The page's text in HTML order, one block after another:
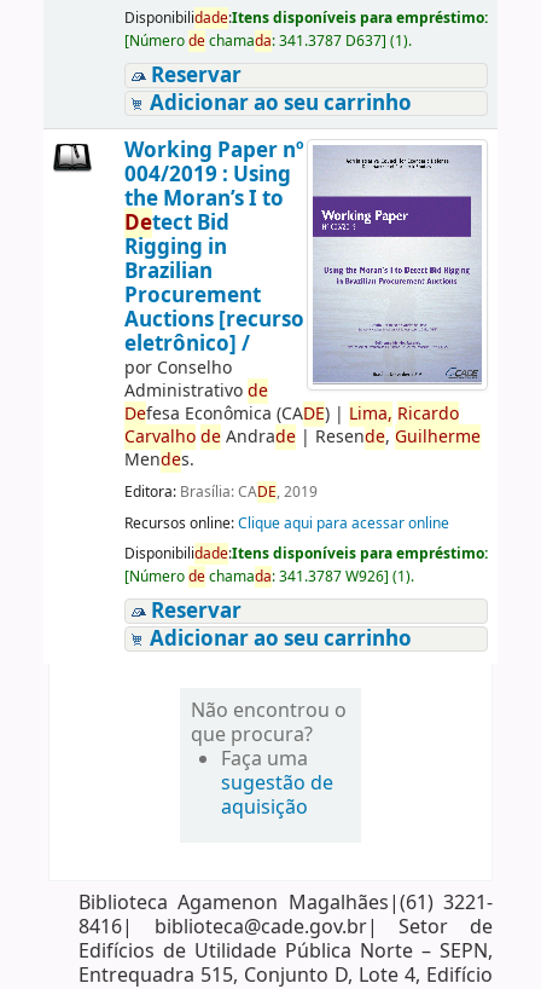
Disponibilidade:Itens disponíveis para empréstimo:
[Númerodechamada:341.3787 D637] (1).
Reservar
Adicionar ao seu carrinho
Working Paper nº
004/2019 : Using
the Moran’s I to
Detect Bid
Rigging in
Brazilian
Procurement
Auctions [recurso
eletrônico] /
por Conselho
Administrativode
Defesa Econômica (CADE)| Lima, Ricardo
Carvalho deAndrade| Resende, Guilherme
Mendes.
Editora: Brasília: CADE, 2019
Recursos online:Clique aqui para acessar online
Disponibilidade:Itens disponíveis para empréstimo:
[Númerodechamada:341.3787 W926] (1).
Reservar
Adicionar ao seu carrinho
Não encontrou o
que procura?
Faça uma
sugestão de
aquisição
Biblioteca Agamenon Magalhães|(61) 3221-
8416| biblioteca@cade.gov.br| Setor de
Edifícios de Utilidade Pública Norte – SEPN,
Entrequadra 515, Conjunto D, Lote 4, Edifício